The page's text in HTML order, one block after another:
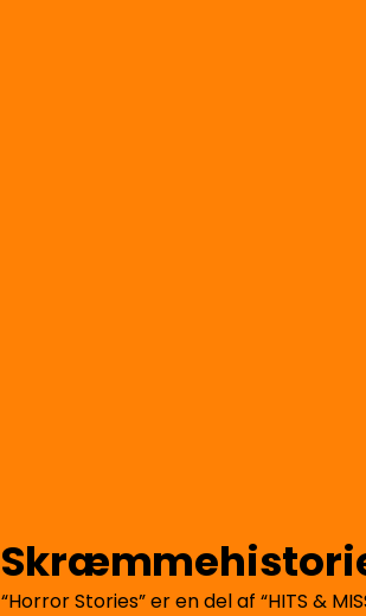
“Horror Stories” er en del af “HITS &